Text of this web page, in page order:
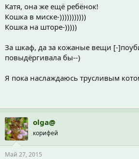
Катя, она же ещё ребёнок!
Кошка в миске-)))))))))))
Кошка на шторе-)))))
За шкаф, да за кожаные вещи [-
повыдёргивала бы--)
Я пока наслаждаюсь трусливым
olga@
корифей
Май 27, 2015